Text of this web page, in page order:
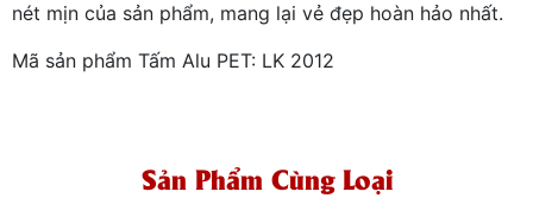
nét mịn của sản phẩm, mang lại vẻ đẹp hoàn hảo nhất.
Mã sản phẩm Tấm Alu PET: LK 2012
Sản Phẩm Cùng Loại